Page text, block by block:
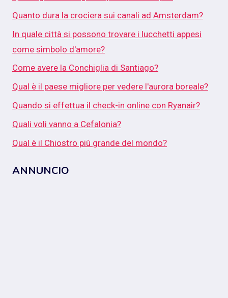
Quanto dura la crociera sui canali ad Amsterdam?
In quale città si possono trovare i lucchetti appesi
come simbolo d'amore?
Come avere la Conchiglia di Santiago?
Qual è il paese migliore per vedere l'aurora boreale?
Quando si effettua il check-in online con Ryanair?
Quali voli vanno a Cefalonia?
Qual è il Chiostro più grande del mondo?
ANNUNCIO